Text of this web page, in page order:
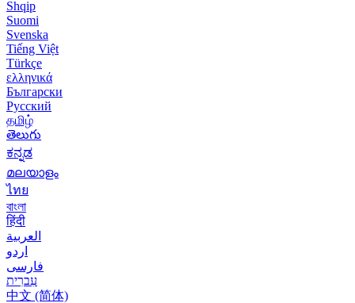
Shqip
Suomi
Svenska
Tiếng Việt
Türkçe
ελληνικά
Български
Русский
தமிழ்
తెలుగు
ಕನ್ನಡ
മലയാളം
ไทย
বাংলা
हिंदी
العربية
اردو
فارسی
עִברִית
中文 (简体)